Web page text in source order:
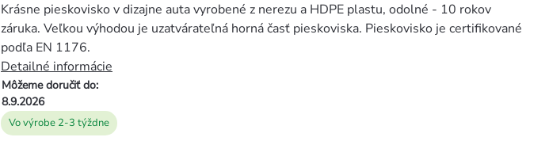
0,0
5
hviezdičiek.
Vo výrobe 2-3 týždne
Môžeme doručiť do:
8.9.2026
Krásne pieskovisko v dizajne auta vyrobené z nerezu a HDPE plastu, odolné - 10 rokov
záruka. Veľkou výhodou je uzatvárateľná horná časť pieskoviska. Pieskovisko je certifikované
podľa EN 1176.
Detailné informácie